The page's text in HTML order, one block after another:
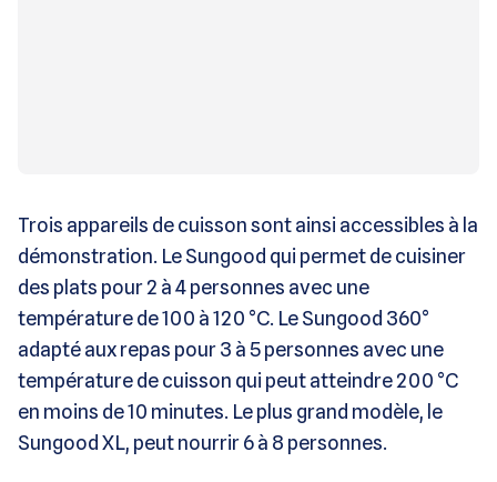
Trois appareils de cuisson sont ainsi accessibles à la
démonstration. Le Sungood qui permet de cuisiner
des plats pour 2 à 4 personnes avec une
température de 100 à 120 °C. Le Sungood 360°
adapté aux repas pour 3 à 5 personnes avec une
température de cuisson qui peut atteindre 200 °C
en moins de 10 minutes. Le plus grand modèle, le
Sungood XL, peut nourrir 6 à 8 personnes.